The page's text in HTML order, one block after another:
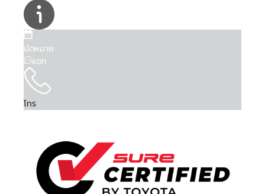
นัดหมาย
แชท
โทร